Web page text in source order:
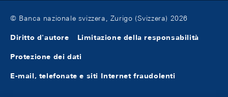
© Banca nazionale svizzera, Zurigo (Svizzera) 2026
Diritto d'autore Limitazione della responsabilità
Protezione dei dati
E-mail, telefonate e siti Internet fraudolenti